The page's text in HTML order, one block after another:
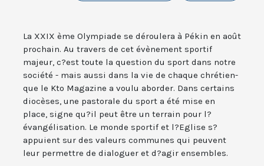
La XXIX ème Olympiade se déroulera à Pékin en août
prochain. Au travers de cet évènement sportif
majeur, c?est toute la question du sport dans notre
société - mais aussi dans la vie de chaque chrétien-
que le Kto Magazine a voulu aborder. Dans certains
diocèses, une pastorale du sport a été mise en
place, signe qu?il peut être un terrain pour l?
évangélisation. Le monde sportif et l?Eglise s?
appuient sur des valeurs communes qui peuvent
leur permettre de dialoguer et d?agir ensembles.